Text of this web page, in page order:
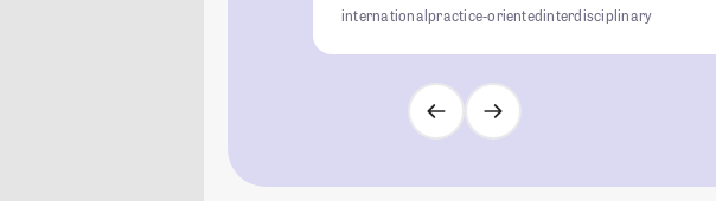
internationalpractice-orientedinterdisciplinary